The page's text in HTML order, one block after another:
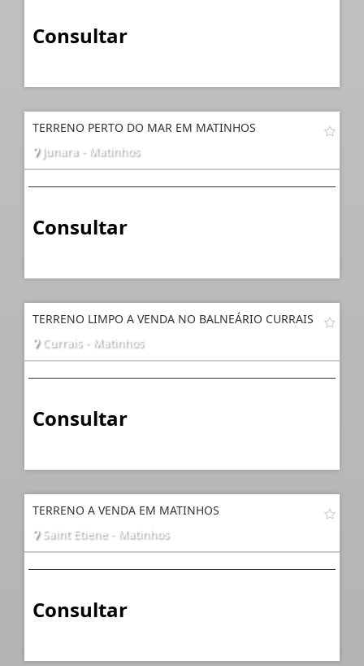
Consultar
TERRENO PERTO DO MAR EM MATINHOS
Junara - Matinhos
Consultar
TERRENO LIMPO A VENDA NO BALNEÁRIO CURRAIS
Currais - Matinhos
Consultar
TERRENO A VENDA EM MATINHOS
Saint Etiene - Matinhos
Consultar